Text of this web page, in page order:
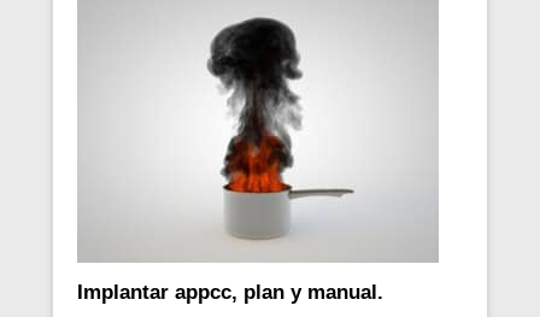
Implantar appcc, plan y manual.